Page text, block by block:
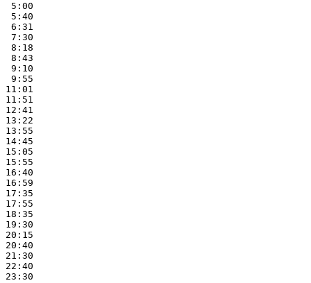
5:00
5:40
6:31
7:30
8:18
8:43
9:10
9:55
11:01
11:51
12:41
13:22
13:55
14:45
15:05
15:55
16:40
16:59
17:35
17:55
18:35
19:30
20:15
20:40
21:30
22:40
23:30